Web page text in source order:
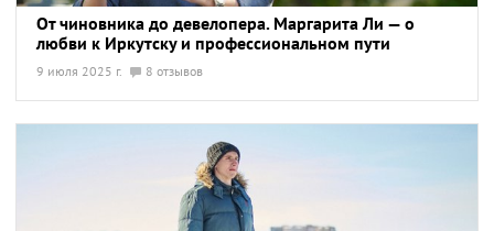
От чиновника до девелопера. Маргарита Ли — о
любви к Иркутску и профессиональном пути
9 июля 2025 г. 8 отзывов